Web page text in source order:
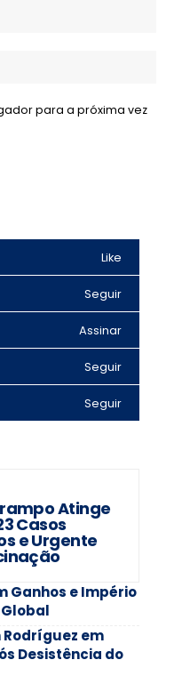
para a próxima vez
Like
Seguir
Assinar
Seguir
Seguir
Atinge
Casos
e Urgente
Ganhos e Império
Rodríguez em
Desistência do